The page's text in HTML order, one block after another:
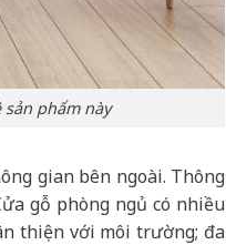
phẩm này
gian bên ngoài. Thông
gỗ phòng ngủ có nhiều
thiện với môi trường; đa